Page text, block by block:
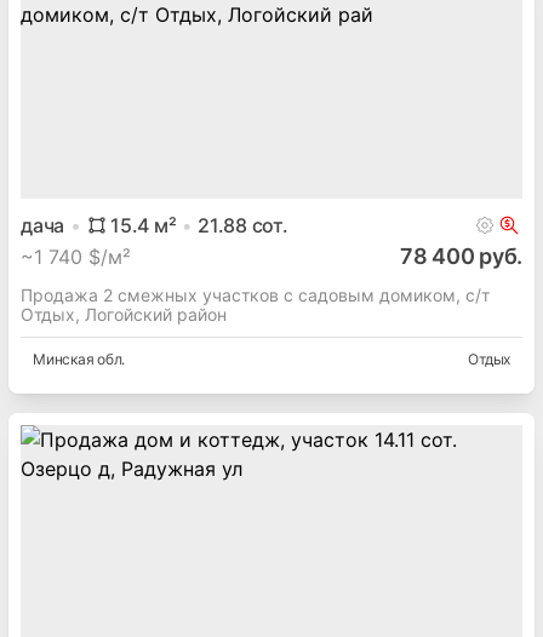
дача 15.4 м² 21.88 сот.
~1 740 $/м² 78 400 руб.
Продажа 2 смежных участков с садовым домиком, с/т
Отдых, Логойский район
Минская обл. Отдых